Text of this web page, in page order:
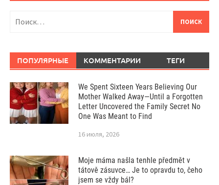
ПОПУЛЯРНЫЕ КОММЕНТАРИИ ТЕГИ
We Spent Sixteen Years Believing Our
Mother Walked Away—Until a Forgotten
Letter Uncovered the Family Secret No
One Was Meant to Find
16 июля, 2026
Moje máma našla tenhle předmět v
tátově zásuvce… Je to opravdu to, čeho
jsem se vždy bál?